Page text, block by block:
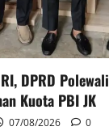
DPRD
Kuota PBI JK
07/08/2026 0